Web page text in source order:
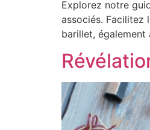
Explorez notre
associés. Facilitez
barillet,